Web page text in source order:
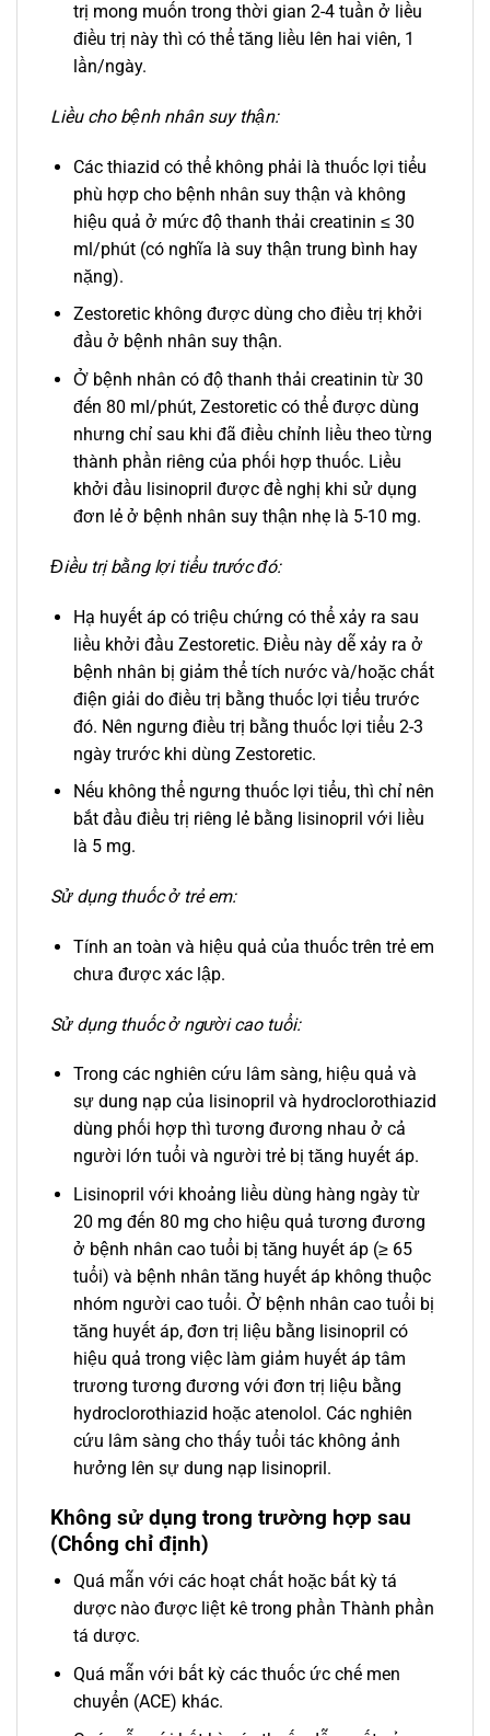
trị mong muốn trong thời gian 2-4 tuần ở liều
điều trị này thì có thể tăng liều lên hai viên, 1
lần/ngày.
Liều cho bệnh nhân suy thận:
Các thiazid có thể không phải là thuốc lợi tiểu
phù hợp cho bệnh nhân suy thận và không
hiệu quả ở mức độ thanh thải creatinin ≤ 30
ml/phút (có nghĩa là suy thận trung bình hay
nặng).
Zestoretic không được dùng cho điều trị khởi
đầu ở bệnh nhân suy thận.
Ở bệnh nhân có độ thanh thải creatinin từ 30
đến 80 ml/phút, Zestoretic có thể được dùng
nhưng chỉ sau khi đã điều chỉnh liều theo từng
thành phần riêng của phối hợp thuốc. Liều
khởi đầu lisinopril được đề nghị khi sử dụng
đơn lẻ ở bệnh nhân suy thận nhẹ là 5-10 mg.
Điều trị bằng lợi tiểu trước đó:
Hạ huyết áp có triệu chứng có thể xảy ra sau
liều khởi đầu Zestoretic. Điều này dễ xảy ra ở
bệnh nhân bị giảm thể tích nước và/hoặc chất
điện giải do điều trị bằng thuốc lợi tiểu trước
đó. Nên ngưng điều trị bằng thuốc lợi tiểu 2-3
ngày trước khi dùng Zestoretic.
Nếu không thể ngưng thuốc lợi tiểu, thì chỉ nên
bắt đầu điều trị riêng lẻ bằng lisinopril với liều
là 5 mg.
Sử dụng thuốc ở trẻ em:
Tính an toàn và hiệu quả của thuốc trên trẻ em
chưa được xác lập.
Sử dụng thuốc ở người cao tuổi:
Trong các nghiên cứu lâm sàng, hiệu quả và
sự dung nạp của lisinopril và hydroclorothiazid
dùng phối hợp thì tương đương nhau ở cả
người lớn tuổi và người trẻ bị tăng huyết áp.
Lisinopril với khoảng liều dùng hàng ngày từ
20 mg đến 80 mg cho hiệu quả tương đương
ở bệnh nhân cao tuổi bị tăng huyết áp (≥ 65
tuổi) và bệnh nhân tăng huyết áp không thuộc
nhóm người cao tuổi. Ở bệnh nhân cao tuổi bị
tăng huyết áp, đơn trị liệu bằng lisinopril có
hiệu quả trong việc làm giảm huyết áp tâm
trương tương đương với đơn trị liệu bằng
hydroclorothiazid hoặc atenolol. Các nghiên
cứu lâm sàng cho thấy tuổi tác không ảnh
hưởng lên sự dung nạp lisinopril.
Không sử dụng trong trường hợp sau
(Chống chỉ định)
Quá mẫn với các hoạt chất hoặc bất kỳ tá
dược nào được liệt kê trong phần Thành phần
tá dược.
Quá mẫn với bất kỳ các thuốc ức chế men
chuyển (ACE) khác.